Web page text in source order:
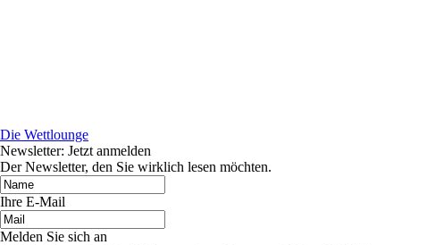
Die Wettlounge
Newsletter: Jetzt anmelden
Der Newsletter, den Sie wirklich lesen möchten.
Ihre E-Mail
Melden Sie sich an